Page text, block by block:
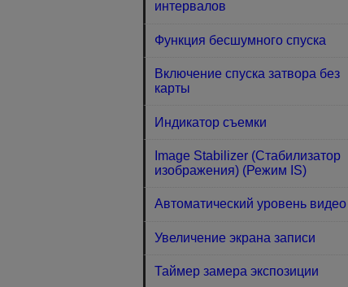
интервалов
Функция бесшумного спуска
Включение спуска затвора без
карты
Индикатор съемки
Image Stabilizer (Стабилизатор
изображения) (Режим IS)
Автоматический уровень видео
Увеличение экрана записи
Таймер замера экспозиции